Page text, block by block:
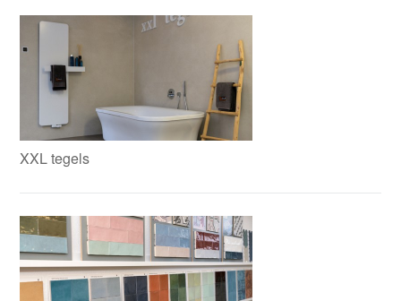
XXL tegels